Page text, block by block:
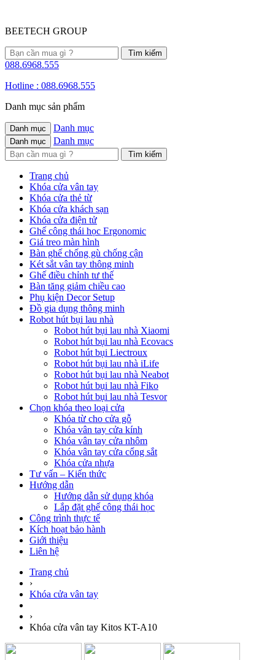
BEETECH GROUP
088.6968.555
Hotline : 088.6968.555
Danh mục sản phẩm
Danh mục Danh mục
Danh mục Danh mục
Trang chủ
Khóa cửa vân tay
Khóa cửa thẻ từ
Khóa cửa khách sạn
Khóa cửa điện tử
Ghế công thái học Ergonomic
Giá treo màn hình
Bàn ghế chống gù chống cận
Két sắt vân tay thông minh
Ghế điều chỉnh tư thế
Bàn tăng giảm chiều cao
Phụ kiện Decor Setup
Đồ gia dụng thông minh
Robot hút bụi lau nhà
Robot hút bụi lau nhà Xiaomi
Robot hút bụi lau nhà Ecovacs
Robot hút bụi Liectroux
Robot hút bụi lau nhà iLife
Robot hút bụi lau nhà Neabot
Robot hút bụi lau nhà Fiko
Robot hút bụi lau nhà Tesvor
Chọn khóa theo loại cửa
Khóa từ cho cửa gỗ
Khóa vân tay cửa kính
Khóa vân tay cửa nhôm
Khóa vân tay cửa cổng sắt
Khóa cửa nhựa
Tư vấn – Kiến thức
Hướng dẫn
Hướng dẫn sử dụng khóa
Lắp đặt ghế công thái học
Công trình thực tế
Kích hoạt bảo hành
Giới thiệu
Liên hệ
Trang chủ
›
Khóa cửa vân tay
›
Khóa cửa vân tay Kitos KT-A10